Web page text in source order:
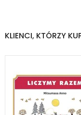
KLIENCI, KTÓRZY